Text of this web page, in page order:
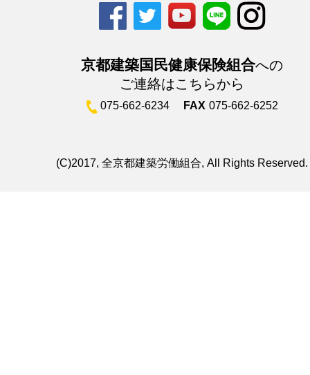
京都建築国民健康保険組合への
ご連絡はこちらから
075-662-6234 FAX 075-662-6252
(C)2017, 全京都建築労働組合, All Rights Reserved.